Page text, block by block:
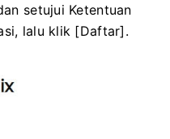
setujui Ketentuan
lalu klik [Daftar].